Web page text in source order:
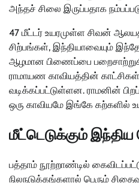
அந்தச் சிலை இருப்பதாக
47 மீட்டர் உயரமுள்ள சிவன்
சிற்பங்கள், இந்தியாவையும்
ஆழமான பிணைப்பை
ராமாயண காவியத்தின்
வடிக்கப்பட்டுள்ளன. ராமனின்
ஒரு காவியமே இங்கே கற்களில்
மீட்டெடுக்கும்
பத்தாம் நூற்றாண்டில்
நிலநடுக்கங்களால் பெரும்